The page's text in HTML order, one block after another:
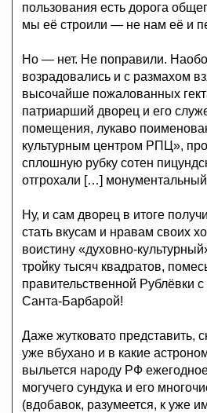
пользования есть дорога
мы её строили — не нам её и
Но — нет. Не поправили.
возрадовались и с размахом
высочайше пожалованных
патриарший дворец и его
помещения, лукаво
культурным центром РПЦ»,
сплошную рубку сотен
отгрохали […]
Ну, и сам дворец в итоге
стать вкусам и нравам своих
воистину «духовно-
тройку тысяч квадратов,
правительственной Рублёвки
Санта-Барбарой!
Даже жутковато представить,
уже вбухано и в какие
выльется народу РФ
могучего сундука и его
(вдобавок, разумеется, к уже